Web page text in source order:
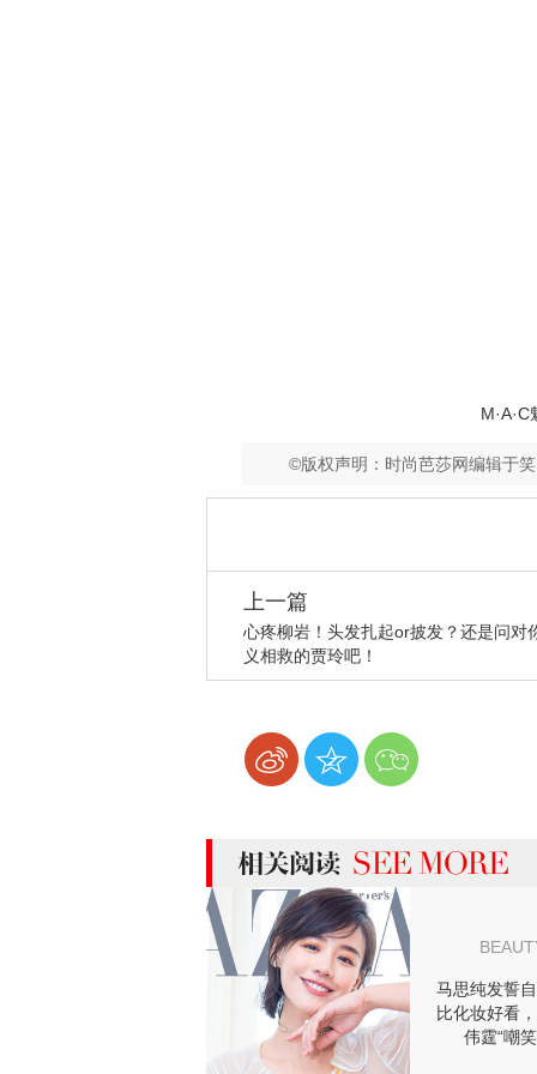
©版权声明：时尚芭莎网编辑于
上一篇
心疼柳岩！头发扎起or披发？还是问对
义相救的贾玲吧！
more 相关阅读
马思纯发誓
比化妆好看
伟霆“嘲笑